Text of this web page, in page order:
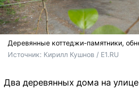
Деревянные коттеджи-памятники,
Источник: Кирилл Кушнов / E1.RU
Два деревянных дома на